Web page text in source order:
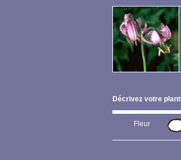
Décrivez votre
Fleur